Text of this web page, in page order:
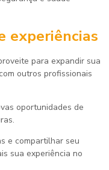
experiências
para expandir sua
outros profissionais
oportunidades de
e compartilhar seu
sua experiência no